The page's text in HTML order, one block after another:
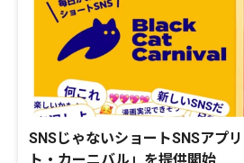
SNSじゃないショートSNSアプ
ト・カーニバル」を提供開始